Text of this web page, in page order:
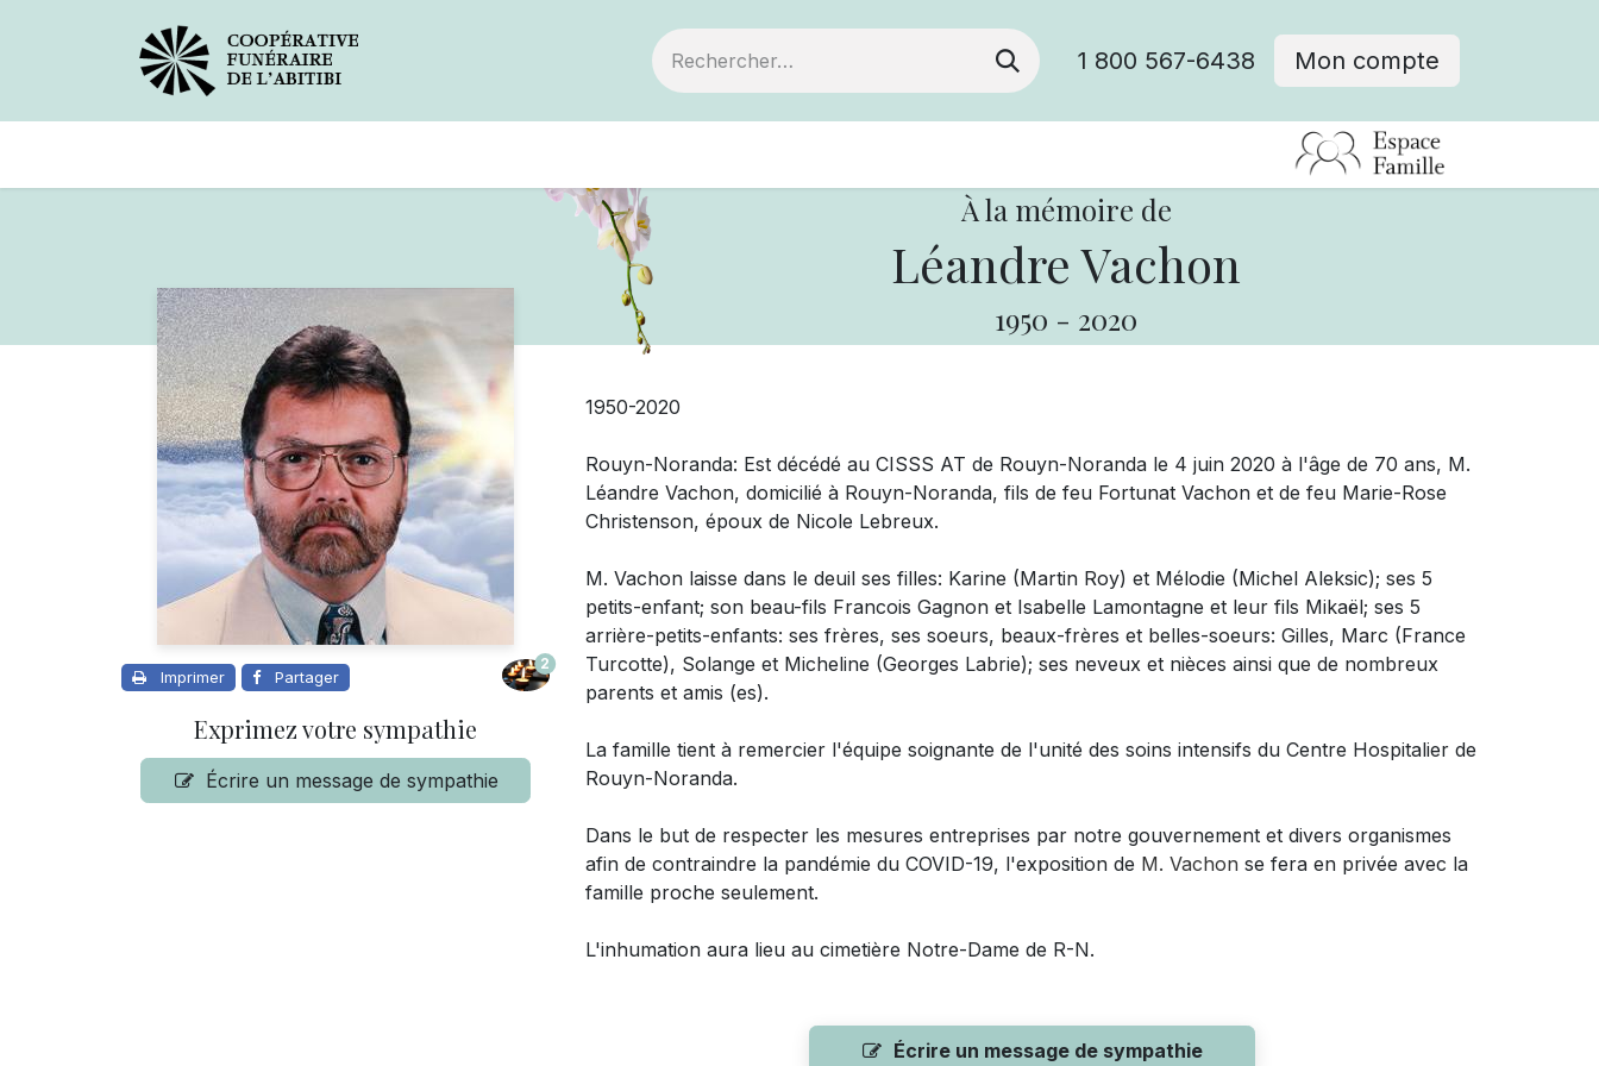
1 800 567-6438 Mon compte
À la mémoire de
Léandre Vachon
1950 - 2020
Imprimer Partager
2
Exprimez votre sympathie
Écrire un message de sympathie
1950-2020
Rouyn-Noranda: Est décédé au CISSS AT de Rouyn-Noranda le 4 juin 2020 à l'âge de 70 ans, M.
Léandre Vachon, domicilié à Rouyn-Noranda, fils de feu Fortunat Vachon et de feu Marie-Rose
Christenson, époux de Nicole Lebreux.
M. Vachon laisse dans le deuil ses filles: Karine (Martin Roy) et Mélodie (Michel Aleksic); ses 5
petits-enfant; son beau-fils Francois Gagnon et Isabelle Lamontagne et leur fils Mikaël; ses 5
arrière-petits-enfants: ses frères, ses soeurs, beaux-frères et belles-soeurs: Gilles, Marc (France
Turcotte), Solange et Micheline (Georges Labrie); ses neveux et nièces ainsi que de nombreux
parents et amis (es).
La famille tient à remercier l'équipe soignante de l'unité des soins intensifs du Centre Hospitalier de
Rouyn-Noranda.
Dans le but de respecter les mesures entreprises par notre gouvernement et divers organismes
afin de contraindre la pandémie du COVID-19, l'exposition de M. Vachon se fera en privée avec la
famille proche seulement.
L'inhumation aura lieu au cimetière Notre-Dame de R-N.
Écrire un message de sympathie